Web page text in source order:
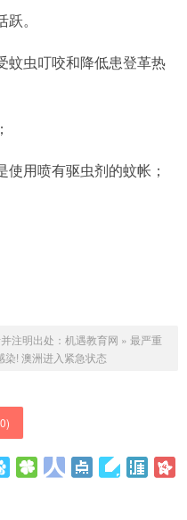
。
蚊虫叮咬和降低患登革热
用喷有驱虫剂的蚊帐；
注明出处： 机遇教育网 » 最严重
! 澳洲进入紧急状态
0)